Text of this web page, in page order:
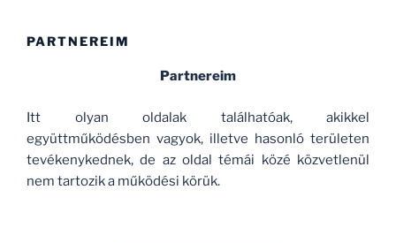
PARTNEREIM
Partnereim
Itt olyan oldalak találhatóak, akikkel
együttműködésben vagyok, illetve hasonló területen
tevékenykednek, de az oldal témái közé közvetlenül
nem tartozik a működési körük.